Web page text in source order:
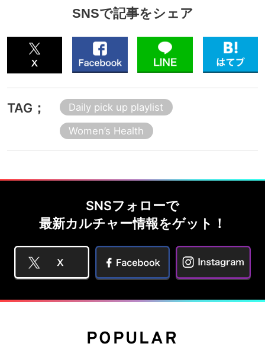
SNSで記事をシェア
TAG；
Daily pick up playlist
Women’s Health
SNSフォローで
最新カルチャー情報をゲット！
POPULAR